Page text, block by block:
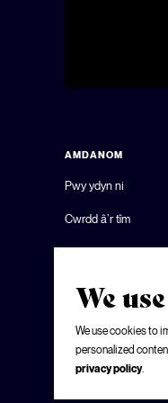
AMDANOM
Pwy ydyn ni
Cwrdd â’r tîm
Cyfeiriadur
Map Partneriaid
We
We use cookies to
personalized
privacy policy.